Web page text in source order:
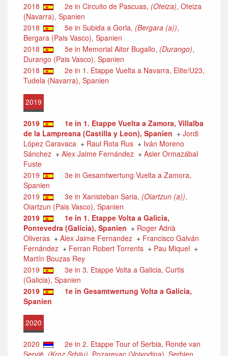
2018 2e in Circuito de Pascuas, (Oteiza), Oteiza
(Navarra), Spanien
2018
5e in Subida a Gorla, (Bergara (a)),
Bergara (Pais Vasco), Spanien
2018
5e in Memorial Aitor Bugallo, (Durango),
Durango (Pais Vasco), Spanien
2018
2e in 1. Etappe Vuelta a Navarra, Elite/U23,
Tudela (Navarra), Spanien
2019
2019
1e in 1. Etappe Vuelta a Zamora, Villalba
de la Lampreana (Castilla y Leon), Spanien + Jordi
López Caravaca + Raul Rota Rus + Iván Moreno
Sánchez + Alex Jaime Fernández + Asier Ormazábal
Fuste
2019
3e in Gesamtwertung Vuelta a Zamora,
Spanien
2019
3e in Xanisteban Saria, (Oiartzun (a)),
Oiartzun (Pais Vasco), Spanien
2019
1e in 1. Etappe Volta a Galicia,
Pontevedra (Galicia), Spanien + Roger Adrià
Oliveras + Alex Jaime Fernandez + Francisco Galván
Fernández + Ferran Robert Torrents + Pau Miquel +
Martín Bouzas Rey
2019
3e in 3. Etappe Volta a Galicia, Curtis
(Galicia), Spanien
2019
1e in Gesamtwertung Volta a Galicia,
Spanien
2020
2020
2e in 2. Etappe Tour of Serbia, Ronde van
Servië, (Kroz Srbiju) , Pozarevac (Vojvodina), Serbien